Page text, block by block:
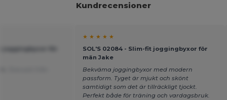
Kundrecensioner
★ ★ ★ ★ ★
SOL'S 02084 - Slim-fit joggingbyxor för
män Jake
Bekväma joggingbyxor med modern
passform. Tyget är mjukt och skönt
samtidigt som det är tillräckligt tjockt.
Perfekt både för träning och vardagsbruk.